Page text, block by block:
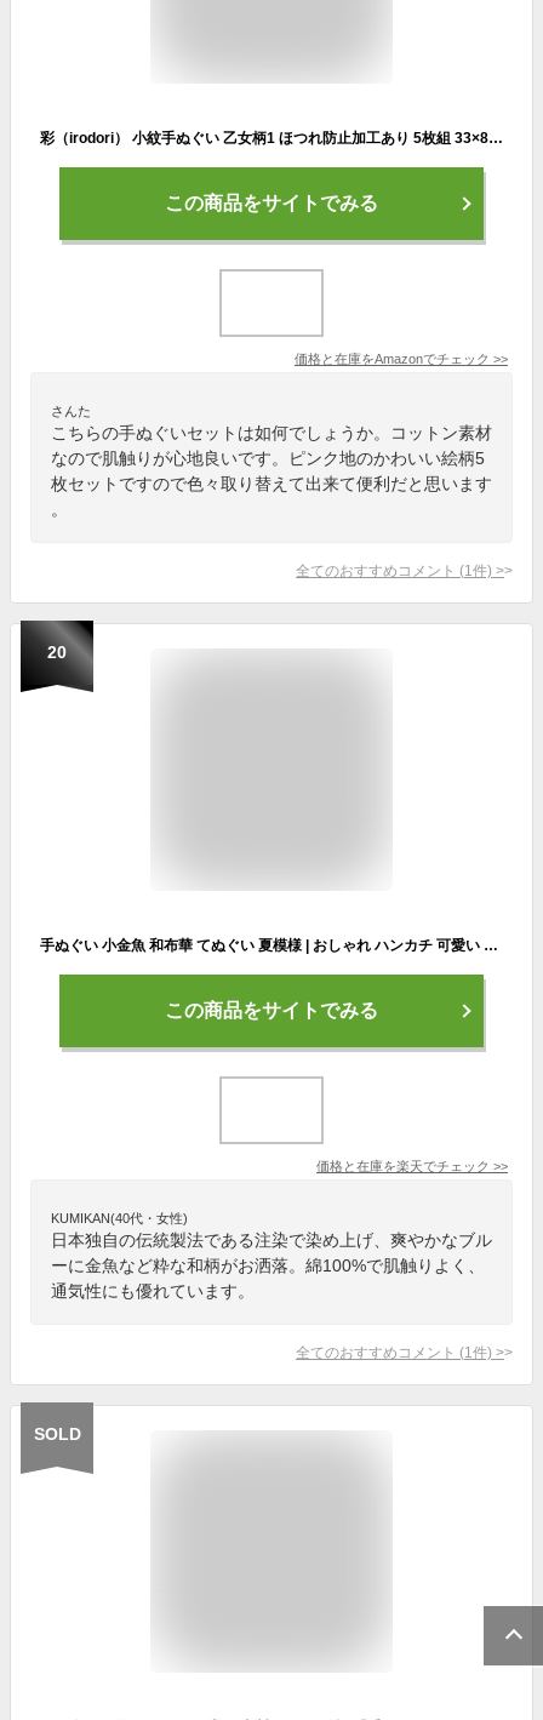
彩（irodori） 小紋手ぬぐい 乙女柄1 ほつれ防止加工あり 5枚組 33×88cm TE-X5-06003M-IR
この商品をサイトでみる
価格と在庫をAmazonでチェック >>
さんた
こちらの手ぬぐいセットは如何でしょうか。コットン素材
なので肌触りが心地良いです。ピンク地のかわいい絵柄5
枚セットですので色々取り替えて出来て便利だと思います
。
全てのおすすめコメント (1 件) >
20
手ぬぐい 小金魚 和布華 てぬぐい 夏模様 | おしゃれ ハンカチ 可愛い 日本製 女性 かわいい オシャレ 和柄 日本手ぬぐい 季節 夏 柄 タペストリー 布 夏柄 絵手ぬぐい 壁掛け 注染 金魚 7月 ふきん ギフト ちょっとした プレゼント 手拭い お弁当 洗顔 母の日 実用的 花以外
この商品をサイトでみる
価格と在庫を楽天でチェック >>
KUMIKAN(40代・女性)
日本独自の伝統製法である注染で染め上げ、爽やかなブル
ーに金魚など粋な和柄がお洒落。綿100%で肌触りよく、
通気性にも優れています。
全てのおすすめコメント (1 件) >
SOLD